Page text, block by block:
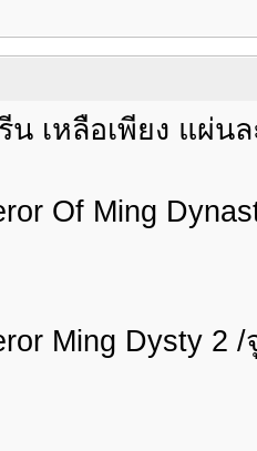
เหลือเพียง แผ่น
Of Ming
Ming Dysty 2